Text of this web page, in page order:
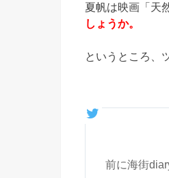
夏帆は映画「天
しょうか。
というところ、
前に海街